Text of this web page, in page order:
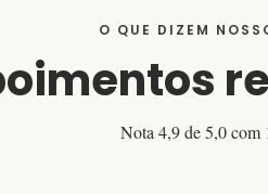
O QUE DIZEM
Nota 4,9 de 5,0 com